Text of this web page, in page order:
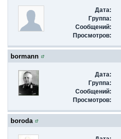
Дата:
Группа:
Сообщений:
Просмотров:
bormann
Дата:
Группа:
Сообщений:
Просмотров:
boroda